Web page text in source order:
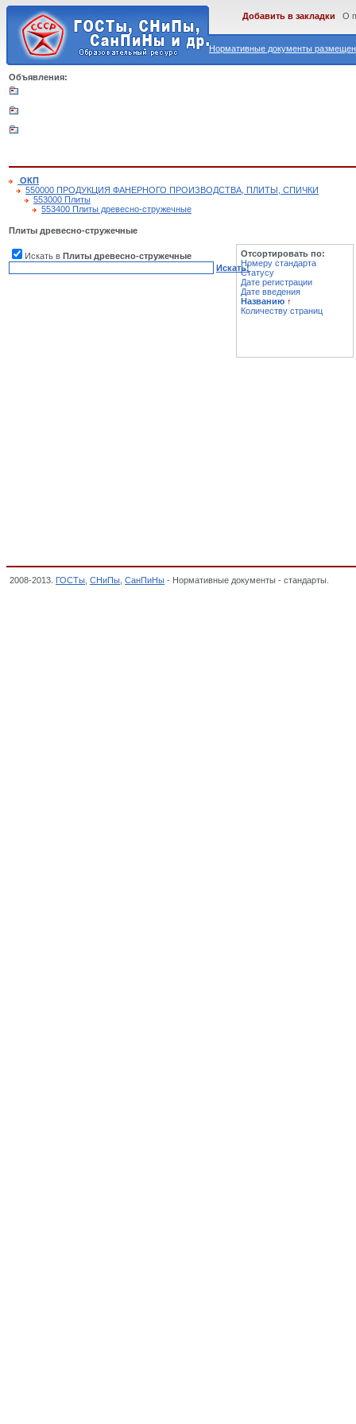
Нормативные документы
Добавить в закладки О
Объявления:
ОКП
550000 ПРОДУКЦИЯ ФАНЕРНОГО ПРОИЗВОДСТВА, ПЛИТЫ, СПИЧКИ
553000 Плиты
553400 Плиты древесно-стружечные
Плиты древесно-стружечные
Искать в Плиты древесно-стружечные
Искать!
Отсортировать по:
Номеру стандарта
Статусу
Дате регистрации
Дате введения
Названию ↑
Количеству страниц
2008-2013. ГОСТы СНиПы СанПиНы - Нормативные документы - стандарты.